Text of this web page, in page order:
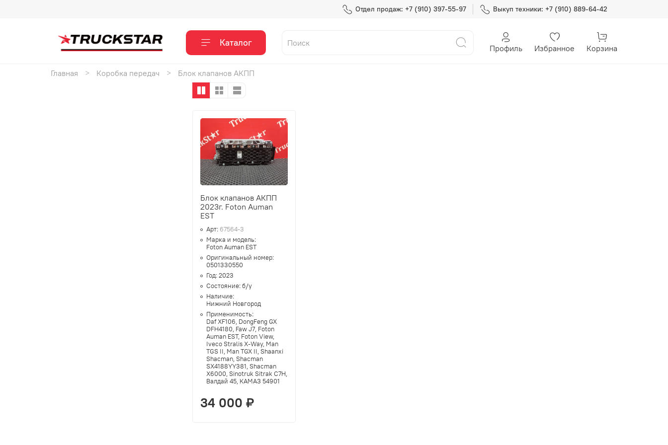
Отдел продаж: +7 (910) 397-55-97 Выкуп техники: +7 (910) 889-64-42
Каталог Профиль Избранное Корзина
Главная Коробка передач Блок клапанов АКПП
Блок клапанов АКПП
2023г. Foton Auman
EST
Арт: 67564-3
Марка и модель:
Foton Auman EST
Оригинальный номер:
0501330550
Год:2023
Состояние:б/у
Наличие:
Нижний Новгород
Применимость:
Daf XF106, DongFeng GX
DFH4180, Faw J7, Foton
Auman EST, Foton View,
Iveco Stralis X-Way, Man
TGS II, Man TGX II, Shaanxi
Shacman, Shacman
SX4188YY381, Shacman
X6000, Sinotruk Sitrak C7H,
Валдай 45, КАМАЗ 54901
34 000 ₽